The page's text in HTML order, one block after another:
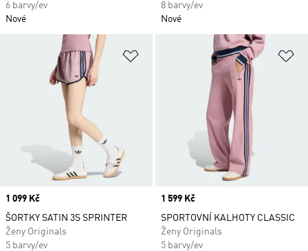
6 barvy/ev
Nové
8 barvy/ev
Nové
Přidat do seznamu přání
Price
1 099 Kč
ŠORTKY SATIN 3S SPRINTER
Ženy Originals
5 barvy/ev
Price
1 599 Kč
SPORTOVNÍ KALHOTY CLASSIC
Ženy Originals
5 barvy/ev